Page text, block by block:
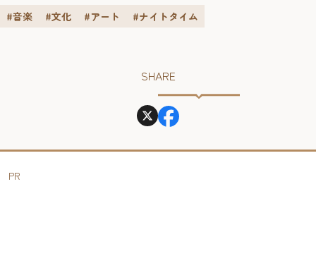
#音楽 #文化 #アート #ナイトタイム
SHARE
PR